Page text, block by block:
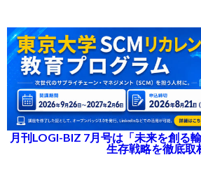
月刊LOGI-BIZ 7月号は「未来を創る
生存戦略を徹底取